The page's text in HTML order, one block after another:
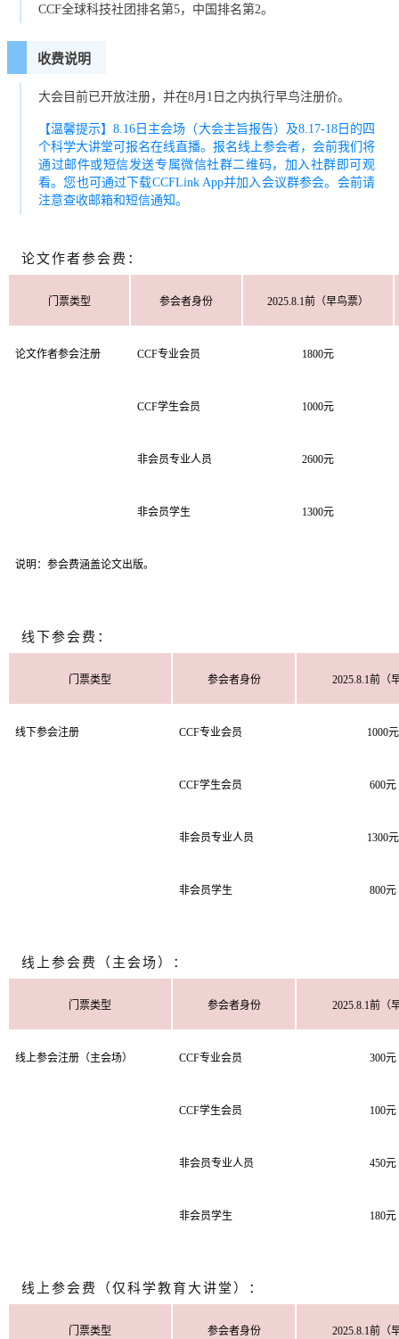
CCF全球科技社团排名第5，中国排名第2。
收费说明
大会目前已开放注册，并在8月1日之内执行早鸟注册价。
【温馨提示】8.16日主会场（大会主旨报告）及8.17-18日的四
个科学大讲堂可报名在线直播。报名线上参会者，会前我们将
通过邮件或短信发送专属微信社群二维码，加入社群即可观
看。您也可通过下载CCFLink App并加入会议群参会。会前请
注意查收邮箱和短信通知。
论文作者参会费：
门票类型 参会者身份 2025.8.1前（早鸟票）
论文作者参会注册 CCF专业会员 1800元
CCF学生会员 1000元
非会员专业人员 2600元
非会员学生 1300元
说明：参会费涵盖论文出版。
线下参会费：
门票类型 参会者身份 2025.8.1前（
线下参会注册 CCF专业会员 1000元
CCF学生会员 600元
非会员专业人员 1300元
非会员学生 800元
线上参会费（主会场）：
门票类型 参会者身份 2025.8.1前（
线上参会注册（主会场） CCF专业会员 300元
CCF学生会员 100元
非会员专业人员 450元
非会员学生 180元
线上参会费（仅科学教育大讲堂）：
门票类型 参会者身份 2025.8.1前（